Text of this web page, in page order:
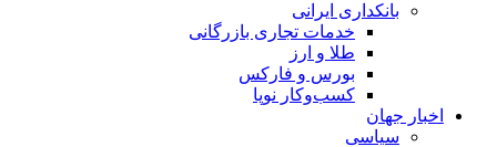
بانکداری ایرانی
خدمات تجاری بازرگانی
طلا و ارز
بورس و فارکس
کسب‌وکار نوپا
اخبار جهان
سیاسی